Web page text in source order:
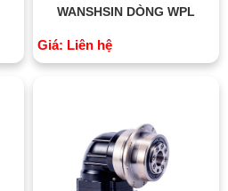
WANSHSIN DÒNG WPL
Giá: Liên hệ